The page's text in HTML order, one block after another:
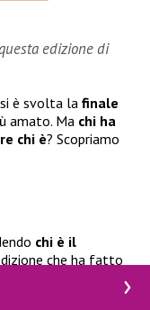
edizione di
è svolta la finale
amato. Ma chi ha
chi è? Scopriamo
chi è il
che ha fatto
di giudici è
Carrara